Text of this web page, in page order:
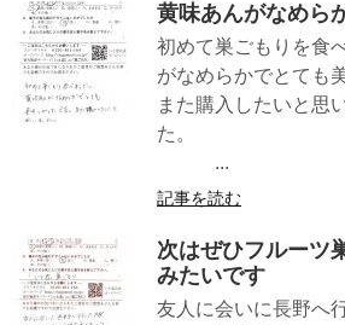
黄味あんがなめら
初めて巣ごもりを食
がなめらかでとても
また購入したいと思
た
...
記事を読む
次はぜひフルーツ
みたいです
友人に会いに長野へ